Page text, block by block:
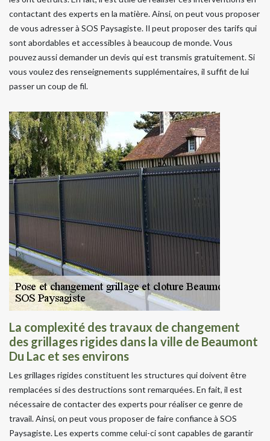
contactant des experts en la matière. Ainsi, on peut vous proposer
de vous adresser à SOS Paysagiste. Il peut proposer des tarifs qui
sont abordables et accessibles à beaucoup de monde. Vous
pouvez aussi demander un devis qui est transmis gratuitement. Si
vous voulez des renseignements supplémentaires, il suffit de lui
passer un coup de fil.
La complexité des travaux de changement
des grillages rigides dans la ville de Beaumont
Du Lac et ses environs
Les grillages rigides constituent les structures qui doivent être
remplacées si des destructions sont remarquées. En fait, il est
nécessaire de contacter des experts pour réaliser ce genre de
travail. Ainsi, on peut vous proposer de faire confiance à SOS
Paysagiste. Les experts comme celui-ci sont capables de garantir